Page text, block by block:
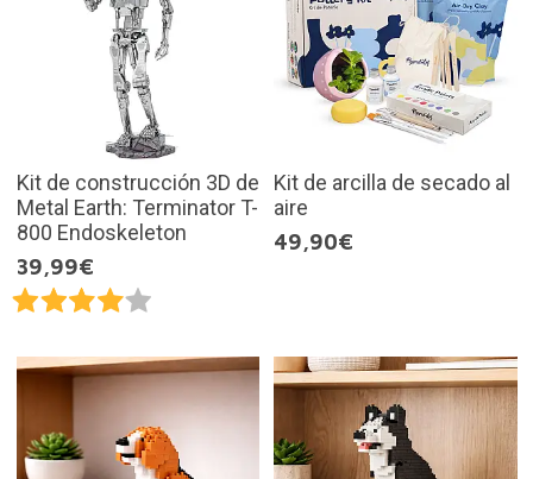
Kit de construcción 3D de
Metal Earth: Terminator T-
800 Endoskeleton
39,99€
Kit de arcilla de secado al
aire
49,90€